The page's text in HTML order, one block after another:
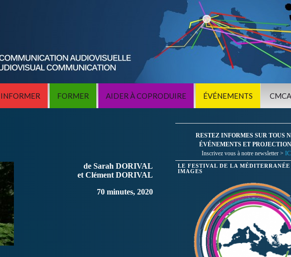
INFORMER FORMER AIDER À COPRODUIRE ÉVÉNEMENTS
de Sarah DORIVAL
et Clément DORIVAL
70 minutes, 2020
RESTEZ INFORMES SUR TOUS
ÉVÉNEMENTS ET
Inscrivez vous à notre newsletter >
LE FESTIVAL DE LA MÉDITERRANÉE
IMAGES